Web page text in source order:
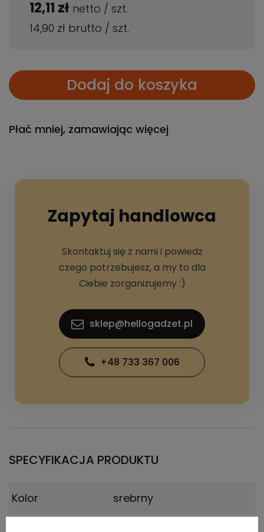
12,11 zł netto / szt.
14,90 zł brutto / szt.
Dodaj do koszyka
Płać mniej, zamawiając więcej
Zapytaj handlowca
Skontaktuj się z nami i powiedz
czego potrzebujesz, a my to dla
Ciebie zorganizujemy :)
sklep@hellogadzet.pl
+48 733 367 006
SPECYFIKACJA PRODUKTU
Kolor srebrny